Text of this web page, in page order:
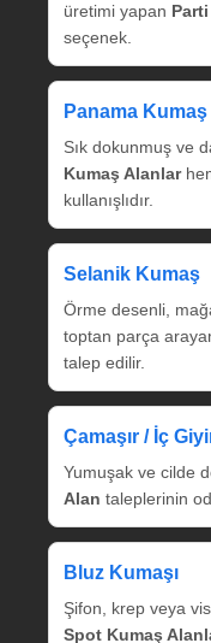
üretimi yapan
seçenek.
Panama Kumaş
Sık dokunmuş ve
Kumaş Alanlar
kullanışlıdır.
Selanik Kumaş
Örme desenli,
toptan parça
talep edilir.
Çamaşır / İç
Yumuşak ve cilde
Alan taleplerinin
Bluz Kumaşı
Şifon, krep veya
Spot Kumaş